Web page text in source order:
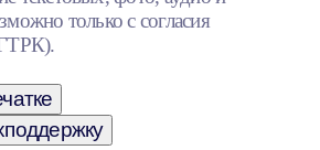
только с согласия